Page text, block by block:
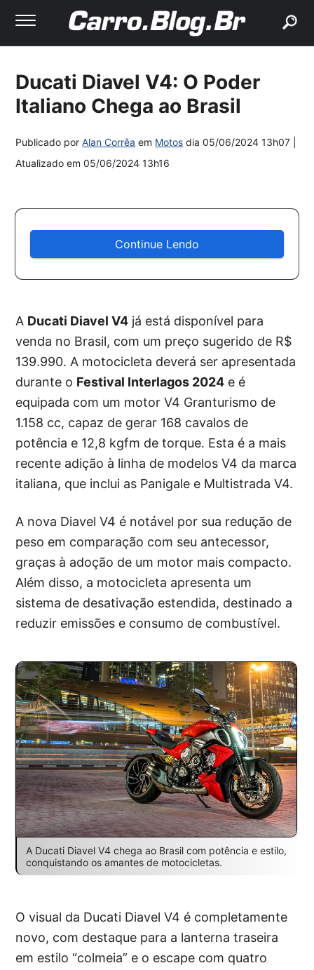
Ducati Diavel V4: O Poder
Italiano Chega ao Brasil
Publicado porAlan Corrêa em Motos dia05/06/2024 13h07
Atualizado em05/06/2024 13h16
Continue Lendo
A Ducati Diavel V4 já está disponível para
venda no Brasil, com um preço sugerido de R$
139.990. A motocicleta deverá ser apresentada
durante o Festival Interlagos 2024 e é
equipada com um motor V4 Granturismo de
1.158 cc, capaz de gerar 168 cavalos de
potência e 12,8 kgfm de torque. Esta é a mais
recente adição à linha de modelos V4 da marca
italiana, que inclui as Panigale e Multistrada V4.
A nova Diavel V4 é notável por sua redução de
peso em comparação com seu antecessor,
graças à adoção de um motor mais compacto.
Além disso, a motocicleta apresenta um
sistema de desativação estendida, destinado a
reduzir emissões e consumo de combustível.
A Ducati Diavel V4 chega ao Brasil com potência e estilo,
conquistando os amantes de motocicletas.
O visual da Ducati Diavel V4 é completamente
novo, com destaque para a lanterna traseira
em estilo “colmeia” e o escape com quatro